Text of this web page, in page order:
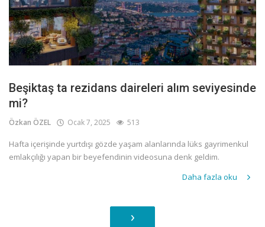
Beşiktaş ta rezidans daireleri alım seviyesinde
mi?
Özkan ÖZEL Ocak 7, 2025 513
Hafta içerişinde yurtdışı gözde yaşam alanlarında lüks gayrimenkul
emlakçılığı yapan bir beyefendinin videosuna denk geldim.
Daha fazla oku
›